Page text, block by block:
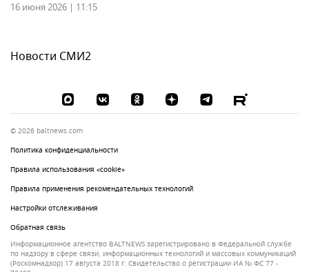
16 июня 2026 | 11:15
Новости СМИ2
© 2026 baltnews.com
Политика конфиденциальности
Правила использования «cookie»
Правила применения рекомендательных технологий
Настройки отслеживания
Обратная связь
Информационное агентство BALTNEWS зарегистрировано в Федеральной службе
по надзору в сфере связи, информационных технологий и массовых коммуникаций
(Роскомнадзор) 17 августа 2018 г. Свидетельство о регистрации ИА № ФС 77 -